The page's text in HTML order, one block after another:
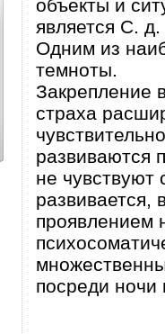
объекты и
является С.
Одним из
темноты.
Закрепление
страха
развиваются
не
развивается,
проявлением
посреди ночи